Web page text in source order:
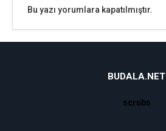
Bu yazı yorumlara kapatılmıştır.
BUDALA.NET
scrubs